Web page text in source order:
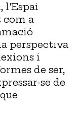
l'Espai
com a
perspectiva
i
de ser,
se de